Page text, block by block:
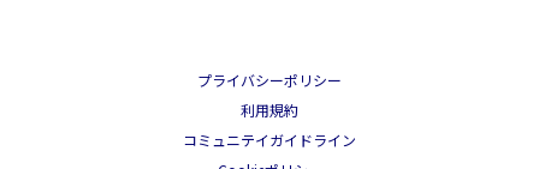
プライバシーポリシー
利用規約
コミュニテイガイドライン